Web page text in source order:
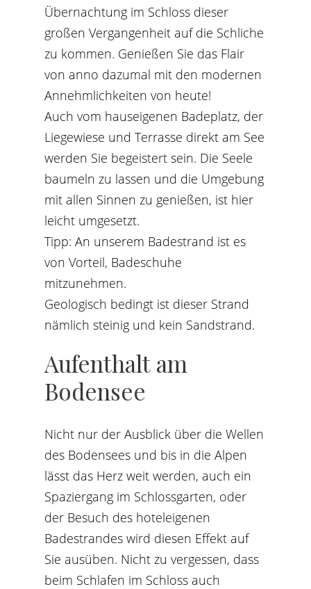
Übernachtung im Schloss dieser
großen Vergangenheit auf die Schliche
zu kommen. Genießen Sie das Flair
von anno dazumal mit den modernen
Annehmlichkeiten von heute!
Auch vom hauseigenen Badeplatz, der
Liegewiese und Terrasse direkt am See
werden Sie begeistert sein. Die Seele
baumeln zu lassen und die Umgebung
mit allen Sinnen zu genießen, ist hier
leicht umgesetzt.
Tipp: An unserem Badestrand ist es
von Vorteil, Badeschuhe
mitzunehmen.
Geologisch bedingt ist dieser Strand
nämlich steinig und kein Sandstrand.
Aufenthalt am
Bodensee
Nicht nur der Ausblick über die Wellen
des Bodensees und bis in die Alpen
lässt das Herz weit werden, auch ein
Spaziergang im Schlossgarten, oder
der Besuch des hoteleigenen
Badestrandes wird diesen Effekt auf
Sie ausüben. Nicht zu vergessen, dass
beim Schlafen im Schloss auch